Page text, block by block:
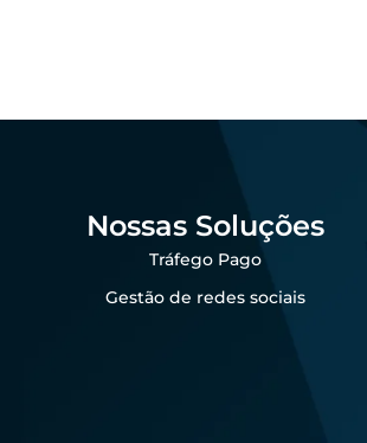
Nossas Soluções
Tráfego Pago
Gestão de redes sociais